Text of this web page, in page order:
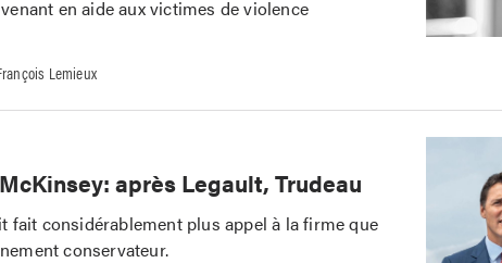
en aide aux victimes de violence
Lemieux
après Legault, Trudeau
fait considérablement plus appel à la firme que
conservateur.